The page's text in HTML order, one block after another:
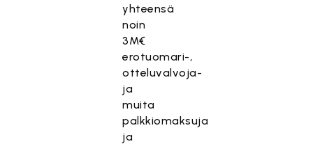
yhteensä
noin
3M€
erotuomari-,
otteluvalvoja-
ja
muita
palkkiomaksuja
ja